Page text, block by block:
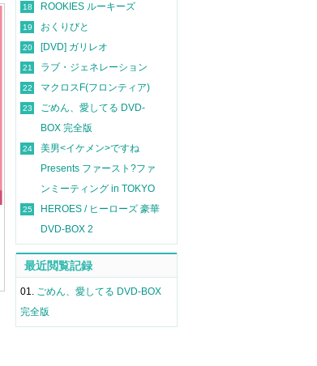
18 ROOKIES ルーキーズ
19 おくりびと
20 [DVD] ガリレオ
21 ラブ・ジェネレーション
22 マクロスF(フロンティア)
23
ごめん、愛してる DVD-
BOX 完全版
24
美男<イケメン>ですね
Presents ファースト?ファ
ンミーティング in TOKYO
25
HEROES / ヒーローズ 豪華
DVD-BOX 2
最近閲覧記録
01. ごめん、愛してる DVD-BOX
完全版